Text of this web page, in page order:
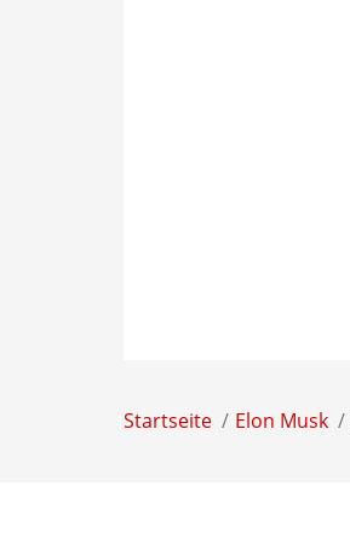
Startseite Elon Musk